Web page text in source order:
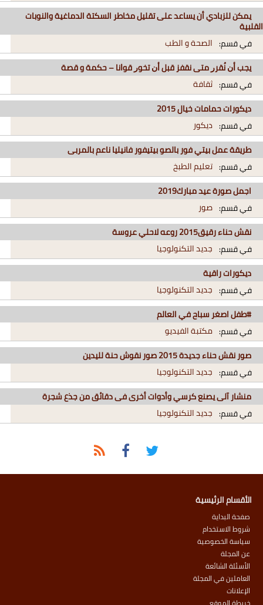
يمكن للزبادي أن يساعد على تقليل مخاطر السكتة الدماغية والنوبات
القلبية
في قسم: الصحة و الطب
ﻳﺠﺐ ﺃﻥ ﻧُﻘﺮﺭ ﻣﺘﻰ ﻧﻘﻔﺰ ﻗﺒﻞ ﺃﻥ ﺗﺨﻮﺭ ﻗﻮﺍﻧﺎ – حكمة و قصة
في قسم: ثقافة
ديكورات حمامات خيال 2015
في قسم: ديكور
طريقة عمل بيتي فور بالصو بيتيفور فانيليا ناعم بالمربى
في قسم: تعليم الطبخ
اجمل صورة عيد مبارك2019
في قسم: صور
نقش حناء رقيق2015 روعه لاحلي عروسة
في قسم: جديد التكنولوجيا
ديكورات راقية
في قسم: جديد التكنولوجيا
#طفل اصغر سباح في العالم
في قسم: مكتبة الفيديو
صور نقش حناء جديدة 2015 صور نقوش حنة لليدين
في قسم: جديد التكنولوجيا
منشار آلى يصنع كرسي وأدوات أخرى فى دقائق من جذع شجرة
في قسم: جديد التكنولوجيا
الأقسام الرئيسية
صفحة البداية
شروط الاستخدام
سياسة الخصوصية
عن المجلة
الأسئلة الشائعة
العاملين في المجلة
الإعلانات